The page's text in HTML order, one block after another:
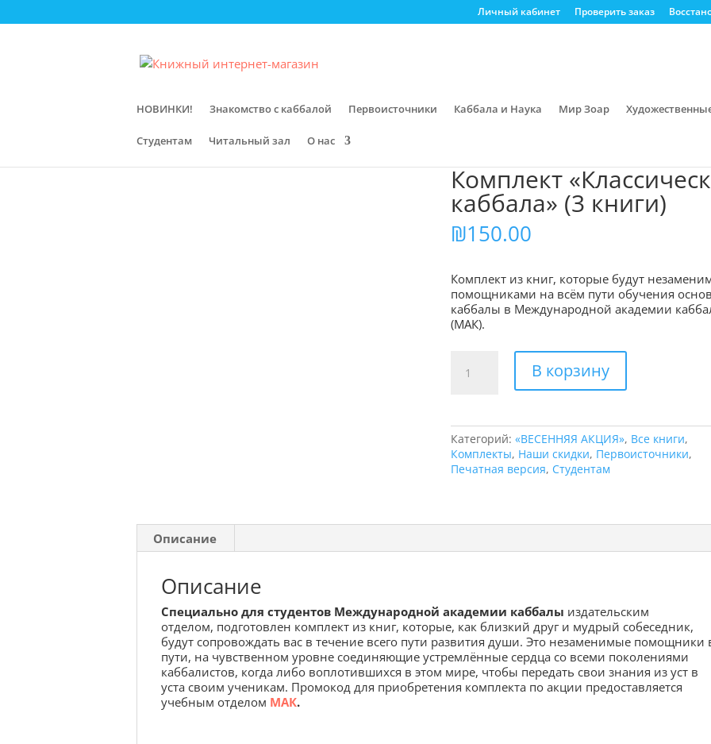
Личный кабинет Проверить заказ
НОВИНКИ! Знакомство с каббалой Первоисточники Каббала и Наука Мир Зоар
Студентам Читальный зал О нас
Главная/ Магазин/Первоисточники
Комплект
каббала» (3 книги)
₪150.00
Комплект из книг, которые будут
помощниками на всём пути обучения
каббалы в Международной академии
(МАК).
Количество
товара
(3
книги)
В корзину
Категорий: «ВЕСЕННЯЯ АКЦИЯ», Все книги,
Комплекты, Наши скидки, Первоисточники,
Печатная версия, Студентам
Описание
Описание
Специально для студентов Международной академии каббалы издательским
отделом, подготовлен комплект из книг, которые, как близкий друг и мудрый собеседник,
будут сопровождать вас в течение всего пути развития души. Это незаменимые помощники
пути, на чувственном уровне соединяющие устремлённые сердца со всеми поколениями
каббалистов, когда либо воплотившихся в этом мире, чтобы передать свои знания из уст в
уста своим ученикам. Промокод для приобретения комплекта по акции предоставляется
учебным отделом МАК.